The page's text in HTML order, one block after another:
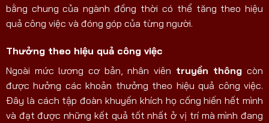
bằng chung của ngành đồng thời có thể tăng theo hiệu
quả công việc và đóng góp của từng người.
Thưởng theo hiệu quả công việc
Ngoài mức lương cơ bản, nhân viên truyền thông còn
được hưởng các khoản thưởng theo hiệu quả công việc.
Đây là cách tập đoàn khuyến khích họ cống hiến hết mình
và đạt được những kết quả tốt nhất ở vị trí mà mình đang